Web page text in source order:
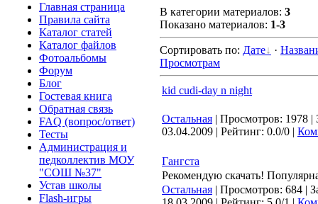
Главная страница
Правила сайта
Каталог статей
Каталог файлов
Фотоальбомы
Форум
Блог
Гостевая книга
Обратная связь
FAQ (вопрос/ответ)
Тесты
Администрация и
педколлектив МОУ
"СОШ №37"
Устав школы
Flash-игры
В категории материалов: 3
Показано материалов: 1-3
Сортировать по: Дате ·
Просмотрам
kid cudi-day n night
Остальная | Просмотров: 1978 |
03.04.2009 | Рейтинг: 0.0/0 |
Гангста
Рекомендую скачать!
Остальная | Просмотров: 684 |